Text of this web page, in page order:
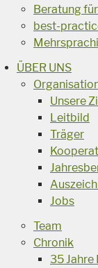
Beratung
best-
ÜBER UNS
Unsere
Leitbild
Träger
Jobs
Team
Chronik
35 Jahre